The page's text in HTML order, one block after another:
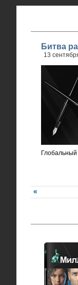
Битва
13
Глобальный